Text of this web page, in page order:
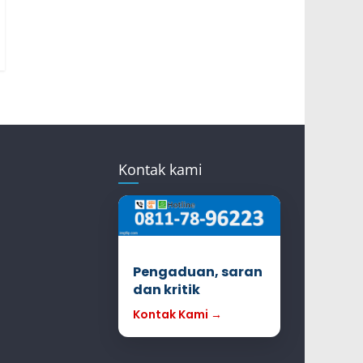
Kontak kami
Pengaduan, saran
dan kritik
Kontak Kami →